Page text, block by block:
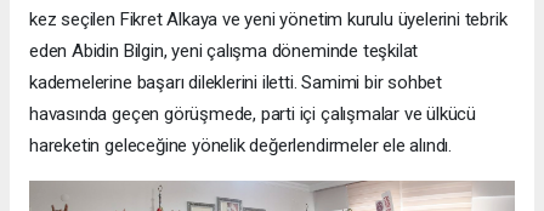
kez seçilen Fikret Alkaya ve yeni yönetim kurulu üyelerini tebrik
eden Abidin Bilgin, yeni çalışma döneminde teşkilat
kademelerine başarı dileklerini iletti. Samimi bir sohbet
havasında geçen görüşmede, parti içi çalışmalar ve ülkücü
hareketin geleceğine yönelik değerlendirmeler ele alındı.